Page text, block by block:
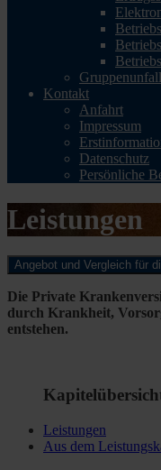
Kontakt
Anfahrt
Impressum
Datenschutz
Persönliche
Leistungen
Angebot und Vergleich für
Die Private
durch Krankheit,
entstehen.
Leistungen
Aus dem